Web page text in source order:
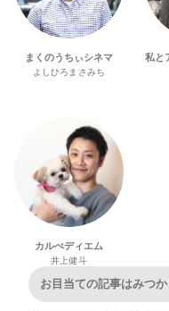
まくのうちぃシネマ
よしひろまさみち
私と
カルぺディエム
井上健斗